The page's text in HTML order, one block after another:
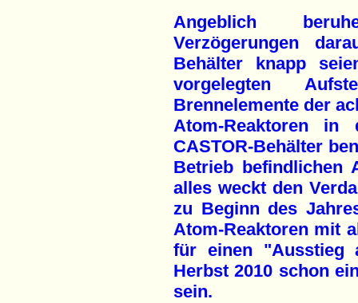
Angeblich
Verzögerungen
Behälter knapp
vorgelegten
Brennelemente der
Atom-Reaktoren in
CASTOR-Behälter
Betrieb befindlichen
alles weckt den
zu Beginn des
Atom-Reaktoren mit
für einen "Ausstieg
Herbst 2010 schon
sein.